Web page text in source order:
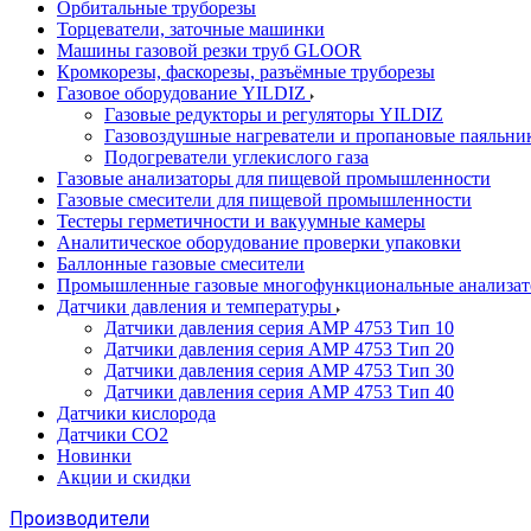
Орбитальные труборезы
Торцеватели, заточные машинки
Машины газовой резки труб GLOOR
Кромкорезы, фаскорезы, разъёмные труборезы
Газовое оборудование YILDIZ
Газовые редукторы и регуляторы YILDIZ
Газовоздушные нагреватели и пропановые
Подогреватели углекислого газа
Газовые анализаторы для пищевой промышленности
Газовые смесители для пищевой промышленности
Тестеры герметичности и вакуумные камеры
Аналитическое оборудование проверки упаковки
Баллонные газовые смесители
Промышленные газовые многофункциональные
Датчики давления и температуры
Датчики давления серия АМР 4753 Тип 10
Датчики давления серия АМР 4753 Тип 20
Датчики давления серия АМР 4753 Тип 30
Датчики давления серия АМР 4753 Тип 40
Датчики кислорода
Датчики CO2
Новинки
Акции и скидки
Производители